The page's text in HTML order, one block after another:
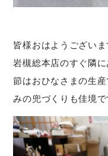
皆様おはようございま
岩槻総本店のすぐ隣
節はおひなさまの生
みの兜づくりも佳境で